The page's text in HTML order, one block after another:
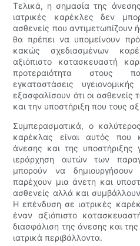
Τελικά, η σημασία της
ιατρικές καρέκλες δεν
ασθενείς που αντιμετωπίζουν
θα πρέπει να υπομείνουν
κακώς σχεδιασμένων
αξιόπιστο κατασκευαστή
προτεραιότητα στους
εγκαταστάσεις
εξασφαλίσουν ότι οι ασθενείς
και την υποστήριξη που τους
Συμπερασματικά, ο
καρέκλας είναι αυτός που
άνεσης και της υποστήριξης
ιεράρχηση αυτών των
μπορούν να
παρέχουν μια άνετη και
ασθενείς αλλά και
Η επένδυση σε ιατρικές
έναν αξιόπιστο
διασφάλιση της άνεσης και
ιατρικά περιβάλλοντα.